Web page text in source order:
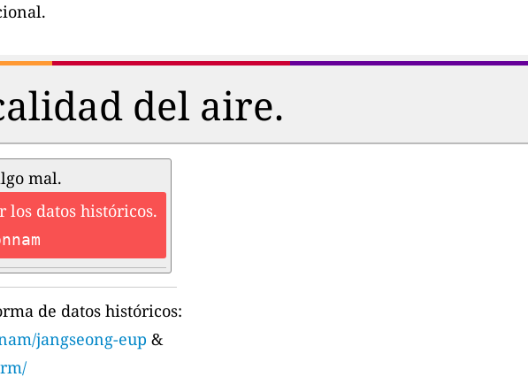
del aire.
mal.
los datos históricos.
de datos históricos:
jangseong-eup &